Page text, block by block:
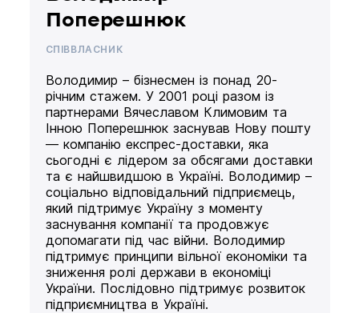
Поперешнюк
СПІВВЛАСНИК
Володимир – бізнесмен із понад 20-
річним стажем. У 2001 році разом із
партнерами Вячеславом Климовим та
Інною Поперешнюк заснував Нову пошту
— компанію експрес-доставки, яка
сьогодні є лідером за обсягами доставки
та є найшвидшою в Україні. Володимир –
соціально відповідальний підприємець,
який підтримує Україну з моменту
заснування компанії та продовжує
допомагати під час війни. Володимир
підтримує принципи вільної економіки та
зниження ролі держави в економіці
України. Послідовно підтримує розвиток
підприємництва в Україні.